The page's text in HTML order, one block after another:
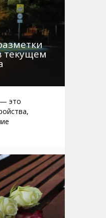
текущем
это